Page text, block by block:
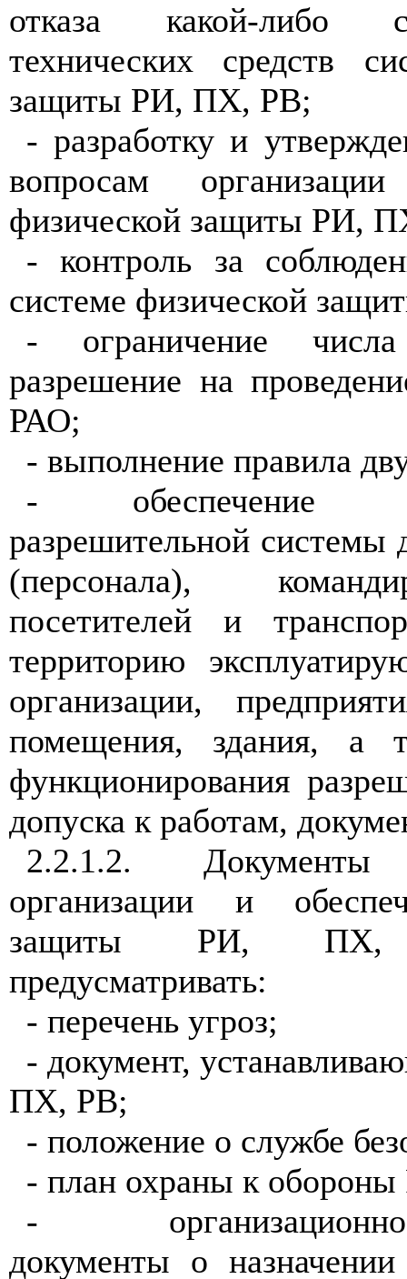
отказа какой-либо
технических средств
защиты РИ, ПХ, РВ;
- разработку и
вопросам
физической защиты РИ,
- контроль за
системе физической
- ограничение
разрешение на
РАО;
- выполнение правила
- обеспечение
разрешительной системы
(персонала),
посетителей и
территорию
организации,
помещения, здания, а
функционирования
допуска к работам,
2.2.1.2.
организации и
защиты РИ,
предусматривать:
- перечень угроз;
- документ,
ПХ, РВ;
- положение о службе
- план охраны к
- организационно-
документы о